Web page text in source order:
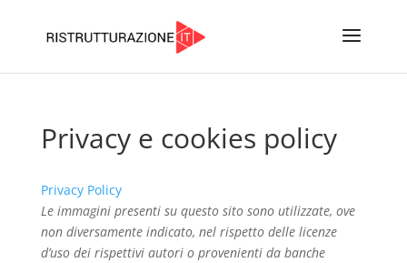
Privacy e cookies policy
Privacy Policy
Le immagini presenti su questo sito sono utilizzate, ove
non diversamente indicato, nel rispetto delle licenze
d’uso dei rispettivi autori o provenienti da banche